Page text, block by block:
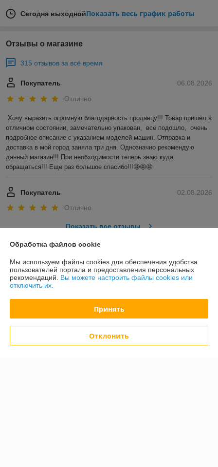
Сегодня выходнойПоказать весь график работы
Отзывы о магазине
315 отзывов за всё время
06.08.2026
Покупатель
Отлично
Хочу выразить огромную благодарность продавцу!!! Товар пришёл в
отличном состоянии, замечательно упакован,  всё подошло,  очень
подробное описание с указанием моделей машин. Отправка и
доставка в мой город заняла три дня. Однозначно рекомендую
данный магазин!!! При необходимости теперь знаю куда
обращаться!!! Ещё раз большое спасибо!!!🤩🤩🤩
02.08.2026
Покупатель
Отлично
Показать все отзывы
О нас
Контакты
График работы
Обработка файлов cookie
Мы используем файлы cookies для обеспечения удобства
пользователей портала и предоставления персональных
рекомендаций. Вы можете настроить файлы cookies или
отключить их.
Принять
Отклонить